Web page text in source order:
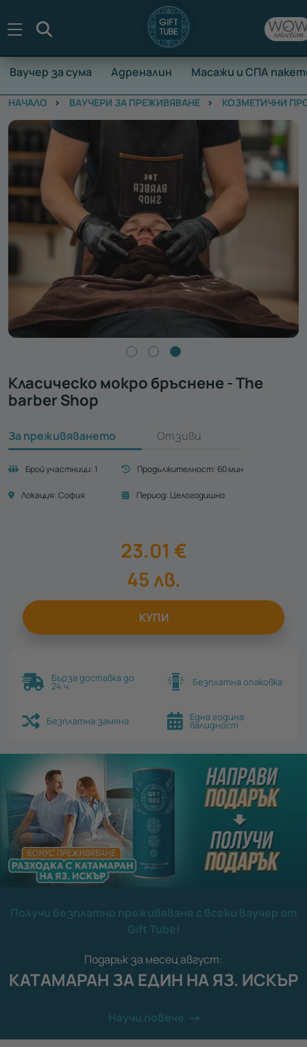
Ваучер за сума Адреналин Масажи и СПА
НАЧАЛО ВАУЧЕРИ ЗА ПРЕЖИВЯВАНЕ КОЗМЕТИЧНИ
Класическо мокро бръснене - The
barber Shop
За преживяването Отзиви
Брой участници: 1 Продължителност: 60 мин
Локация:София Период: Целогодишно
23.01 €
45лв.
КУПИ
Бърза доставка до
24 ч. Безплатна опаковка
Безплатна замяна Една година
валидност
Получи безплатно преживяване с всеки ваучер от
Gift Tube!
Подарък за месец август:
КАТАМАРАН ЗА ЕДИН НА ЯЗ. ИСКЪР
Научи повече